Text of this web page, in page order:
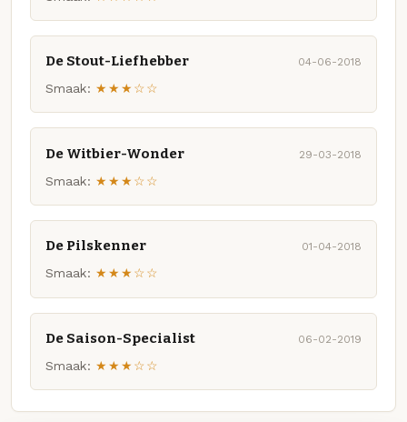
De Stout-Liefhebber 04-06-2018
Smaak: ★★★☆☆
De Witbier-Wonder 29-03-2018
Smaak: ★★★☆☆
De Pilskenner 01-04-2018
Smaak: ★★★☆☆
De Saison-Specialist 06-02-2019
Smaak: ★★★☆☆